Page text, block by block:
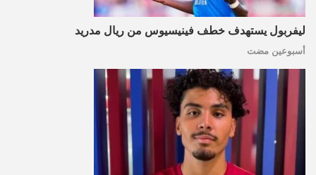
ليفربول يستهدف خطف فينيسيوس من ريال مدريد
أسبوعين مضت